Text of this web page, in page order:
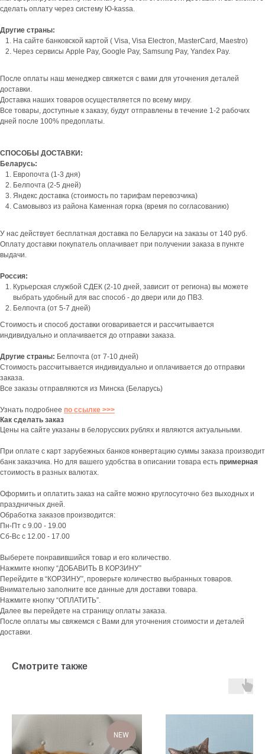
сделать оплату через систему Ю-kassa.
Другие страны:
На сайте банковской картой ( Visa, Visa Electron, MasterCard, Maestro)
Через сервисы Apple Pay, Google Pay, Samsung Pay, Yandex Pay.
После оплаты наш менеджер свяжется с вами для уточнения деталей
доставки.
Доставка наших товаров осуществляется по всему миру.
Все товары, доступные к заказу, будут отправлены в течение 1-2 рабочих
дней после 100% предоплаты.
СПОСОБЫ ДОСТАВКИ:
Беларусь:
Европочта (1-3 дня)
Белпочта (2-5 дней)
Яндекс доставка (стоимость по тарифам перевозчика)
Самовывоз из района Каменная горка (время по согласованию)
У нас действует бесплатная доставка по Беларуси на заказы от 140 руб.
Оплату доставки покупатель оплачивает при получении заказа в пункте
выдачи.
Россия:
Курьерская службой СДЕК (2-10 дней, зависит от региона) вы можете
выбрать удобный для вас способ - до двери или до ПВЗ.
Белпочта (от 5-7 дней)
Стоимость и способ доставки оговаривается и рассчитывается
индивидуально и оплачивается до отправки заказа.
Другие страны: Белпочта (от 7-10 дней)
Стоимость рассчитывается индивидуально и оплачивается до отправки
заказа.
Все заказы отправляются из Минска (Беларусь)
Узнать подробнее по ссылке >>>
Как сделать заказ
Цены на сайте указаны в белорусских рублях и являются актуальными.
При оплате с карт зарубежных банков конвертацию суммы заказа производит
банк заказчика. Но для вашего удобства в описании товара есть примерная
стоимость в разных валютах.
Оформить и оплатить заказ на сайте можно круглосуточно без выходных и
праздничных дней.
Обработка заказов производится:
Пн-Пт с 9.00 - 19.00
Сб-Вс с 12.00 - 17.00
Выберете понравившийся товар и его количество.
Нажмите кнопку “ДОБАВИТЬ В КОРЗИНУ”
Перейдите в “КОРЗИНУ”, проверьте количество выбранных товаров.
Внимательно заполните все данные для доставки товара.
Нажмите кнопку “ОПЛАТИТЬ”.
Далее вы перейдете на страницу оплаты заказа.
После оплаты мы свяжемся с Вами для уточнения стоимости и деталей
доставки.
Смотрите также
NEW